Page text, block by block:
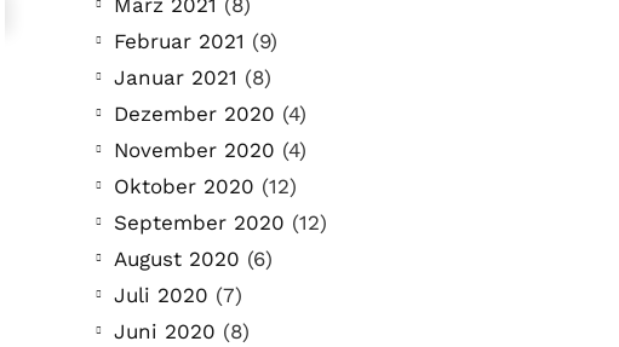
März 2021 (8)
Februar 2021 (9)
Januar 2021 (8)
Dezember 2020 (4)
November 2020 (4)
Oktober 2020 (12)
September 2020 (12)
August 2020 (6)
Juli 2020 (7)
Juni 2020 (8)